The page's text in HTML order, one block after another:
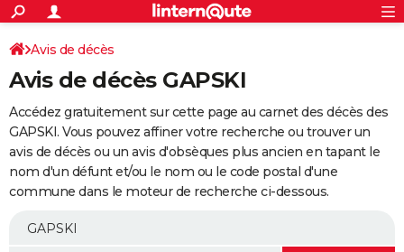
ACTUALITÉS
Politique
Société
Faits Divers
Education
Monde
Villes
+
SPORT
Coupe du monde 2026
Football
Tennis
Cyclisme
Rugby
Forum
Programme TV
TNT
Streaming
Cinéma
Sorties cinéma
Musique
+
FINANCE
Retraite
Epargne
Immobilier
Risques naturels par ville
Banque
Assurance
AUTO
Essais
Réserver un essai
Citadines
Berlines
SUV
Forum auto
+
Mobiles
Meilleur smartphone
Internet
Ordinateurs
Jeux vidéo
Guide high-tech
Avis de décès
Avis de décès GAPSKI
Accédez gratuitement sur cette page au carnet des décès des
GAPSKI. Vous pouvez affiner votre recherche ou trouver un
avis de décès ou un avis d'obsèques plus ancien en tapant le
nom d'un défunt et/ou le nom ou le code postal d'une
commune dans le moteur de recherche ci-dessous.